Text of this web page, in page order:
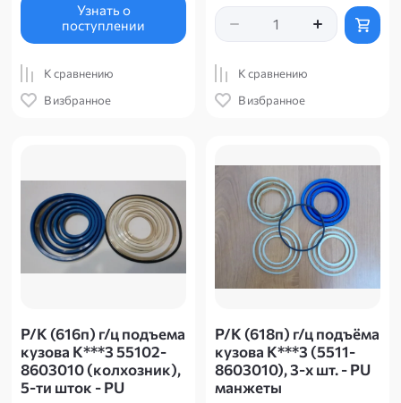
Узнать о
поступлении
К сравнению
В избранное
К сравнению
В избранное
Р/К (616п) г/ц подъема
кузова К***3 55102-
8603010 (колхозник),
5-ти шток - PU
Р/К (618п) г/ц подъёма
кузова К***3 (5511-
8603010), 3-х шт. - PU
манжеты